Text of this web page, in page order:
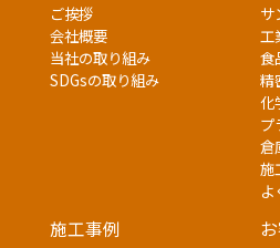
ご挨拶
会社概要
当社の取り組み
SDGsの取り組み
サ
工
食
精
化
プ
倉
施
よ
施工事例